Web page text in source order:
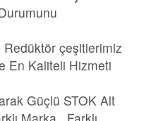
çeşitlerimiz
En Kaliteli Hizmeti
Güçlü STOK Alt
Marka , Farklı